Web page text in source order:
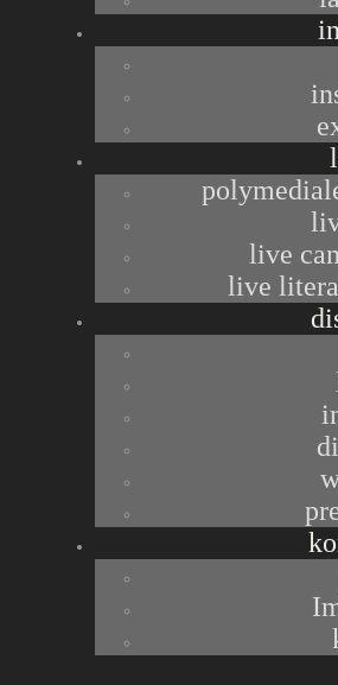
live
live
>>> alle Bilder auf
credits :
projektion / text :
technik : prilfish / büro
kuratierung : aiko
produktion : OBRA
fotos : osaka
video : georg eisnecker
sound : spice
gefördert von : MA57 /
Zukunftsfonds der
Österreich